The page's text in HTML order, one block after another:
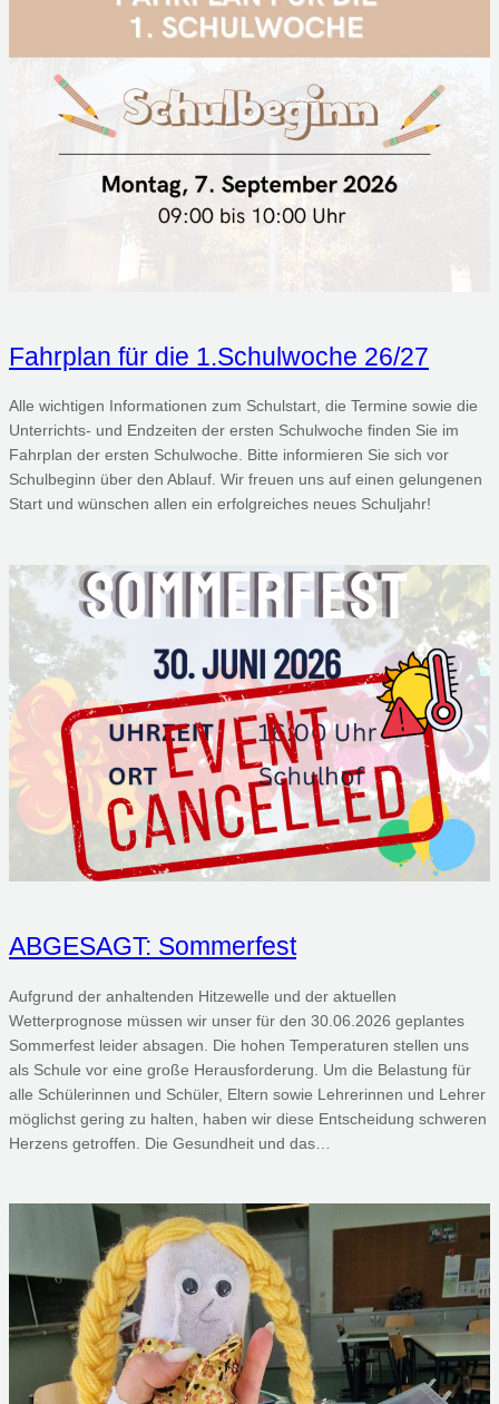
Fahrplan für die 1.Schulwoche 26/27
Alle wichtigen Informationen zum Schulstart, die Termine sowie die
Unterrichts- und Endzeiten der ersten Schulwoche finden Sie im
Fahrplan der ersten Schulwoche. Bitte informieren Sie sich vor
Schulbeginn über den Ablauf. Wir freuen uns auf einen gelungenen
Start und wünschen allen ein erfolgreiches neues Schuljahr!
ABGESAGT: Sommerfest
Aufgrund der anhaltenden Hitzewelle und der aktuellen
Wetterprognose müssen wir unser für den 30.06.2026 geplantes
Sommerfest leider absagen. Die hohen Temperaturen stellen uns
als Schule vor eine große Herausforderung. Um die Belastung für
alle Schülerinnen und Schüler, Eltern sowie Lehrerinnen und Lehrer
möglichst gering zu halten, haben wir diese Entscheidung schweren
Herzens getroffen. Die Gesundheit und das…